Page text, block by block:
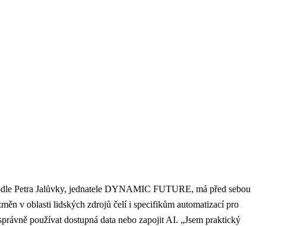
Petra Jalůvky, jednatele DYNAMIC FUTURE, má před sebou
v oblasti lidských zdrojů čelí i specifikům automatizací pro
používat dostupná data nebo zapojit AI. „Jsem praktický